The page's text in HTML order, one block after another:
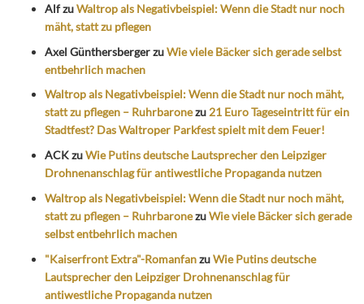
AlfzuWaltrop als Negativbeispiel: Wenn die Stadt nur noch
mäht, statt zu pflegen
Axel GünthersbergerzuWie viele Bäcker sich gerade selbst
entbehrlich machen
Waltrop als Negativbeispiel: Wenn die Stadt nur noch mäht,
statt zu pflegen – Ruhrbaronezu21 Euro Tageseintritt für ein
Stadtfest? Das Waltroper Parkfest spielt mit dem Feuer!
ACKzuWie Putins deutsche Lautsprecher den Leipziger
Drohnenanschlag für antiwestliche Propaganda nutzen
Waltrop als Negativbeispiel: Wenn die Stadt nur noch mäht,
statt zu pflegen – RuhrbaronezuWie viele Bäcker sich gerade
selbst entbehrlich machen
"Kaiserfront Extra"-RomanfanzuWie Putins deutsche
Lautsprecher den Leipziger Drohnenanschlag für
antiwestliche Propaganda nutzen